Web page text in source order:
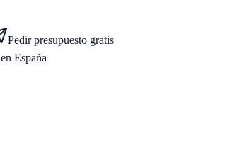
Pedir presupuesto gratis
en España